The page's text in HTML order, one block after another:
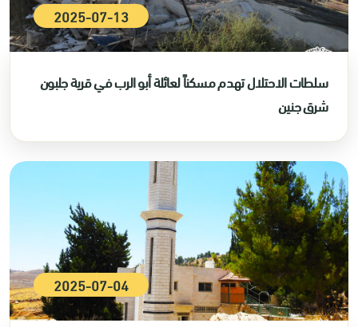
2025-07-13
سلطات الاحتلال تهدم مسكناً لعائلة أبو الرب في قرية جلبون
شرق جنين
2025-07-04